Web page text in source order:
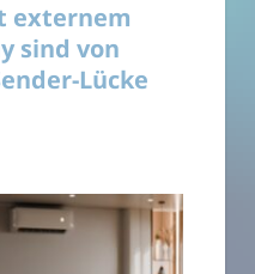
externem
sind von
Lücke